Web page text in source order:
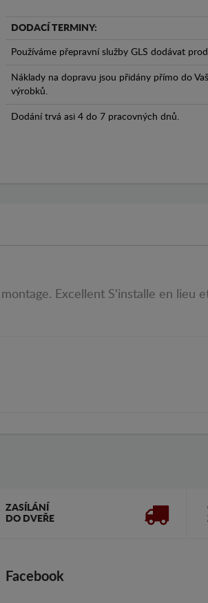
DODACÍ TERMINY:
Používáme přepravní služby GLS dodávat
Náklady na dopravu jsou přidány přímo do
výrobků.
Dodání trvá asi 4 do 7 pracovných dnů.
Excellent S'installe en lieu
ZASÍLÁNÍ
DO DVEŘE
Facebook